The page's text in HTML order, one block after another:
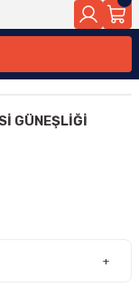
GÜNEŞLİĞİ
+